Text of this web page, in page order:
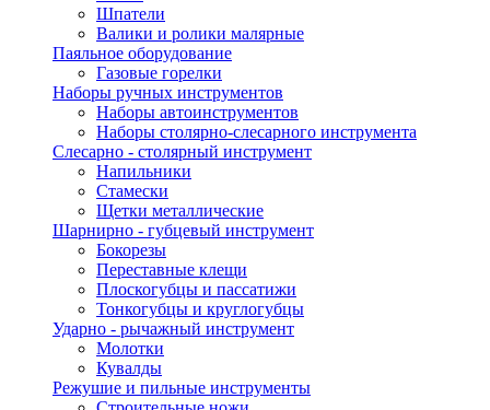
Шпатели
Валики и ролики малярные
Паяльное оборудование
Газовые горелки
Наборы ручных инструментов
Наборы автоинструментов
Наборы столярно-слесарного инструмента
Слесарно - столярный инструмент
Напильники
Стамески
Щетки металлические
Шарнирно - губцевый инструмент
Бокорезы
Переставные клещи
Плоскогубцы и пассатижи
Тонкогубцы и круглогубцы
Ударно - рычажный инструмент
Молотки
Кувалды
Режушие и пильные инструменты